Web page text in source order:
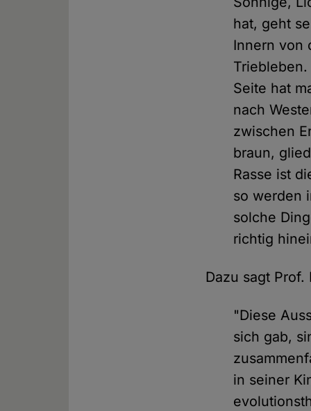
hat, geht
Innern von
Seite hat
nach
zwischen
braun,
Rasse ist
so werden
solche
richtig
Dazu sagt Prof.
"Diese
sich gab,
in seiner